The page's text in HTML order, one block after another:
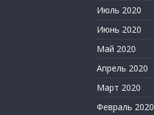
Июль 2020
Июнь 2020
Май 2020
Апрель 2020
Март 2020
Февраль 2020